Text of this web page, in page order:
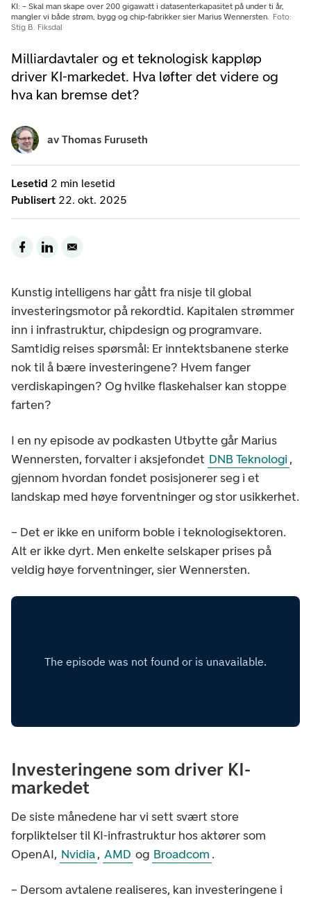
Milliardavtaler og et teknologisk kappløp
driver KI-markedet. Hva løfter det videre og
hva kan bremse det?
KI: – Skal man skape over 200 gigawatt i datasenterkapasitet på under ti år,
mangler vi både strøm, bygg og chip-fabrikker sier Marius Wennersten.
Foto:
Stig B. Fiksdal
Lesetid 2 min lesetid
Publisert 22. okt. 2025
av Thomas Furuseth
Kunstig intelligens har gått fra nisje til global
investeringsmotor på rekordtid. Kapitalen strømmer
inn i infrastruktur, chipdesign og programvare.
Samtidig reises spørsmål: Er inntektsbanene sterke
nok til å bære investeringene? Hvem fanger
verdiskapingen? Og hvilke flaskehalser kan stoppe
farten?
I en ny episode av podkasten Utbytte går Marius
Wennersten, forvalter i aksjefondet DNB Teknologi ,
gjennom hvordan fondet posisjonerer seg i et
landskap med høye forventninger og stor usikkerhet.
– Det er ikke en uniform boble i teknologisektoren.
Alt er ikke dyrt. Men enkelte selskaper prises på
veldig høye forventninger, sier Wennersten.
Investeringene som driver KI-
markedet
De siste månedene har vi sett svært store
forpliktelser til KI-infrastruktur hos aktører som
OpenAI, Nvidia, AMD og Broadcom .
– Dersom avtalene realiseres, kan investeringene i